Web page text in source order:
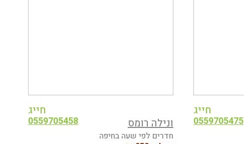
חייג
0559705475 ונילה רומס
חדרים לפי שעה בחיפה
חייג
0559705458